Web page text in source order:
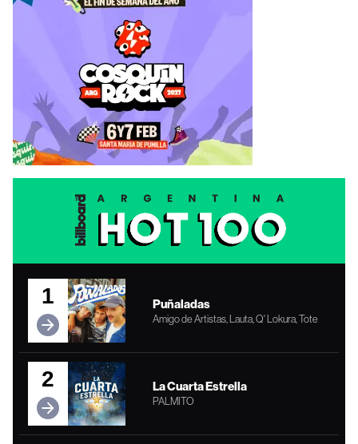
1 Puñaladas
Amigo de Artistas, Lauta, Q' Lokura, Tote
2 La Cuarta Estrella
PALMITO